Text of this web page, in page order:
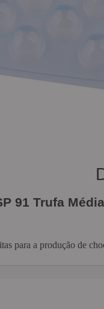
91 Trufa
para a produção de